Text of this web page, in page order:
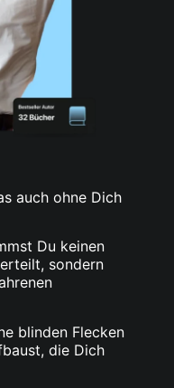
auch ohne Dich
Du keinen
sondern
blinden Flecken
die Dich